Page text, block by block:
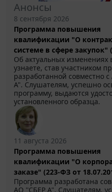
Анонсы
8 сентября 2026
Программа повышения
квалификации "О
системе в сфере закупок"
Об актуальных изменениях
узнаете, став участником
разработанной совместно
А". Слушателям, успешно
программу, выдаются
установленного образца.
11 августа 2026
Программа повышения
квалификации "О
заказе" (223-ФЗ от
Программа разработана
АО ''СБЕР А". Слушателям,